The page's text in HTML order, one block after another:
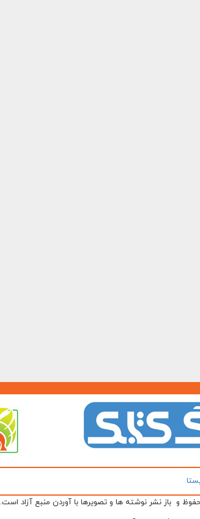
و باز نشر نوشته ها و تصویرها با آوردن منبع آزاد است.